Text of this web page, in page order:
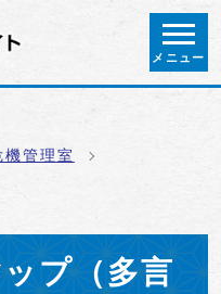
メニュー
機管理室
プ（多言